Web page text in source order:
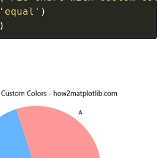
'equal' )
)